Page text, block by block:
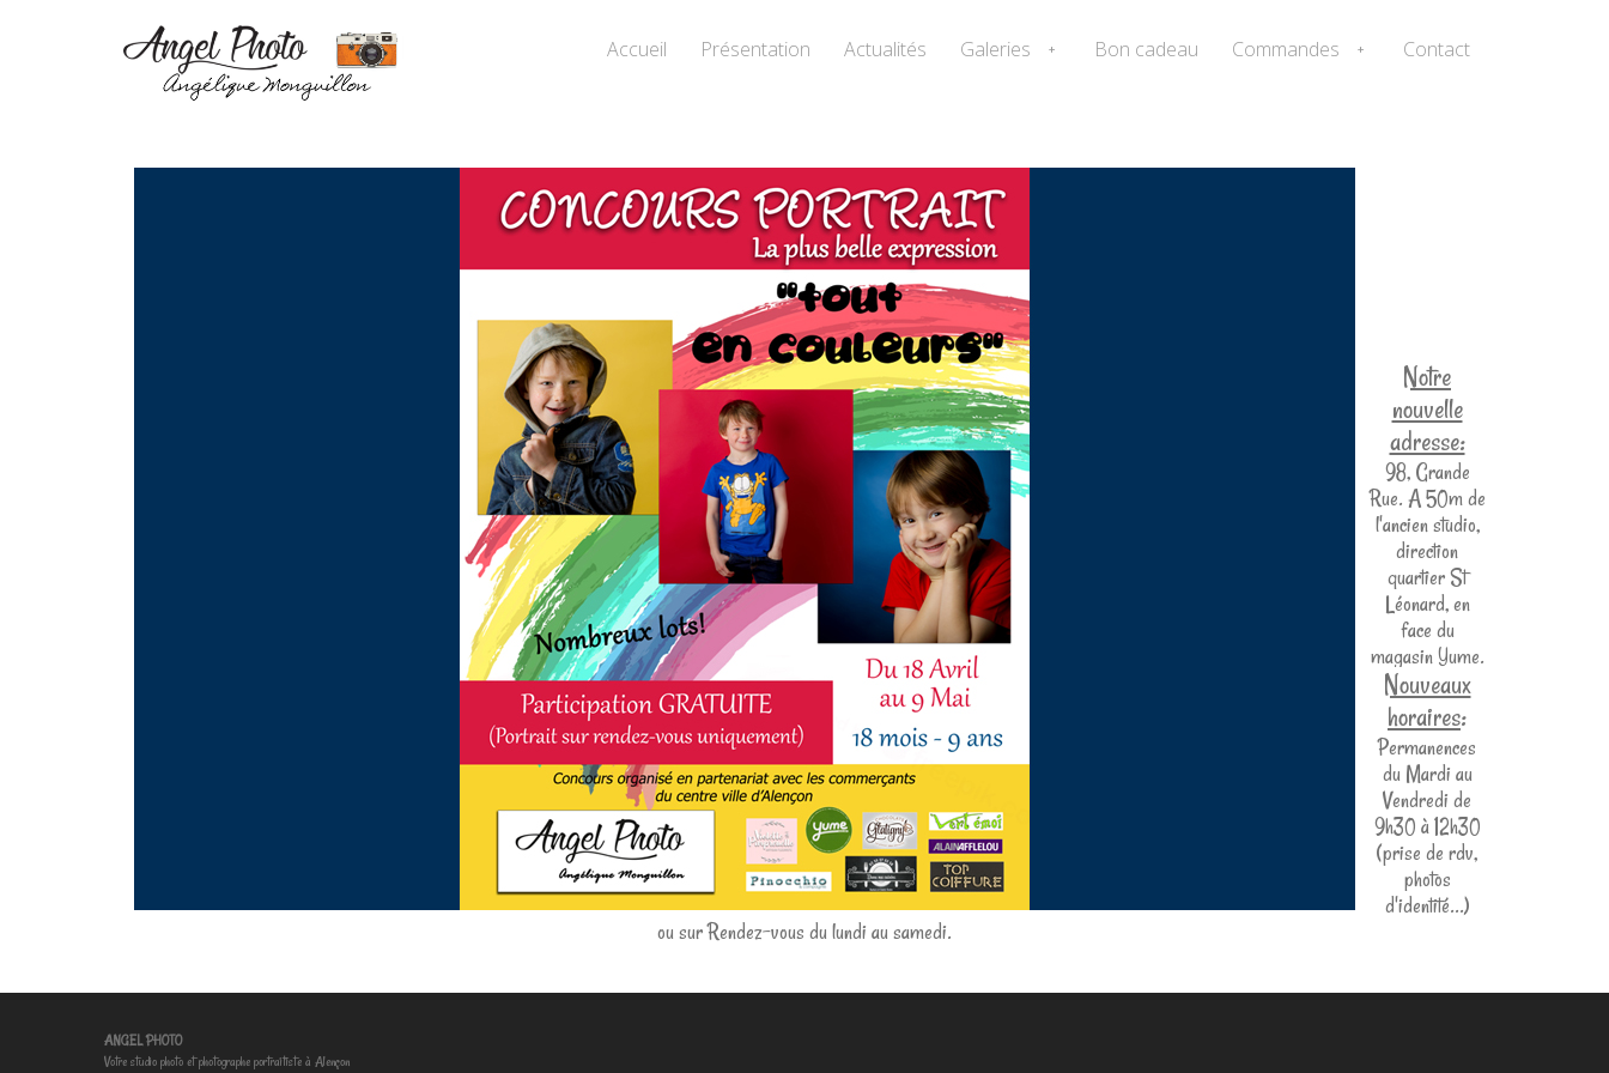
Accueil Présentation Actualités Galeries + Bon cadeau Commandes + Contact
Notre
nouvelle
adresse:
98, Grande
Rue. A 50m de
l'ancien studio,
direction
quartier St
Léonard, en
face du
magasin Yume.
Nouveaux
horaires:
Permanences
du Mardi au
Vendredi de
9h30 à 12h30
(prise de rdv,
photos
d'identité...)
ou sur Rendez-vous du lundi au samedi.
ANGEL PHOTO
Votre studio photo et photographe portraitiste à Alençon